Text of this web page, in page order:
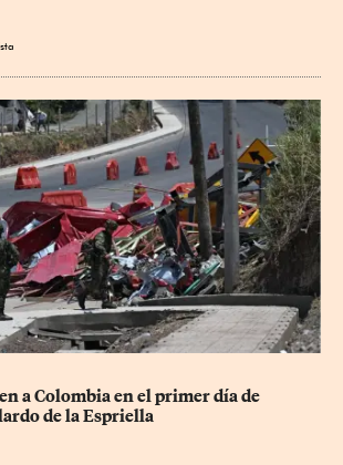
a Colombia en el primer día de
de la Espriella